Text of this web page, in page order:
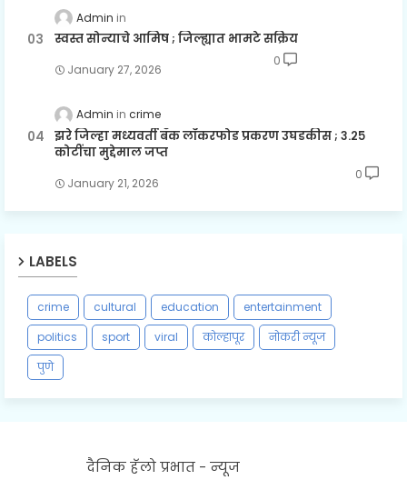
Admin
स्वस्त सोन्याचे आमिष ; जिल्ह्यात भामटे सक्रिय
January 27, 2026
0
Admin crime
झरे जिल्हा मध्यवर्ती बँक लॉकरफोड प्रकरण उघडकीस ; ३.२५
कोटींचा मुद्देमाल जप्त
January 21, 2026
0
LABELS
crime cultural education
entertainment
politics
sport viral कोल्हापूर
नोकरी न्यूज
पुणे
दैनिक हॅलो प्रभात - न्यूज